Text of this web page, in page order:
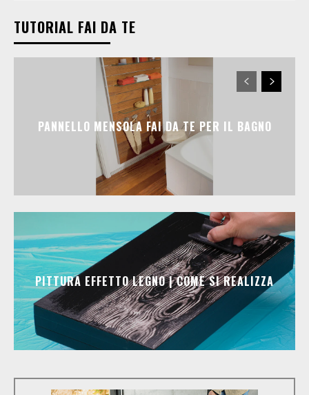
TUTORIAL FAI DA TE
PANNELLO MENSOLA FAI DA TE PER IL BAGNO
PITTURA EFFETTO LEGNO | COME SI REALIZZA